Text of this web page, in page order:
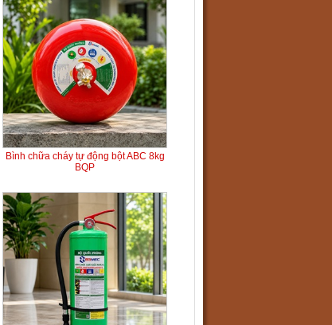
Bình chữa cháy tự động bột ABC 8kg
BQP